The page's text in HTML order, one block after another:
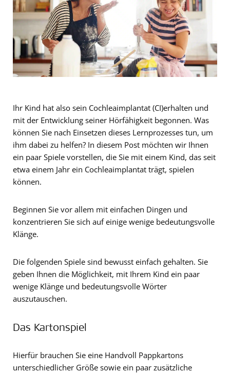
Ihr Kind hat also sein Cochleaimplantat (CI)erhalten und
mit der Entwicklung seiner Hörfähigkeit begonnen. Was
können Sie nach Einsetzen dieses Lernprozesses tun, um
ihm dabei zu helfen? In diesem Post möchten wir Ihnen
ein paar Spiele vorstellen, die Sie mit einem Kind, das seit
etwa einem Jahr ein Cochleaimplantat trägt, spielen
können.
Beginnen Sie vor allem mit einfachen Dingen und
konzentrieren Sie sich auf einige wenige bedeutungsvolle
Klänge.
Die folgenden Spiele sind bewusst einfach gehalten. Sie
geben Ihnen die Möglichkeit, mit Ihrem Kind ein paar
wenige Klänge und bedeutungsvolle Wörter
auszutauschen.
Das Kartonspiel
Hierfür brauchen Sie eine Handvoll Pappkartons
unterschiedlicher Größe sowie ein paar zusätzliche